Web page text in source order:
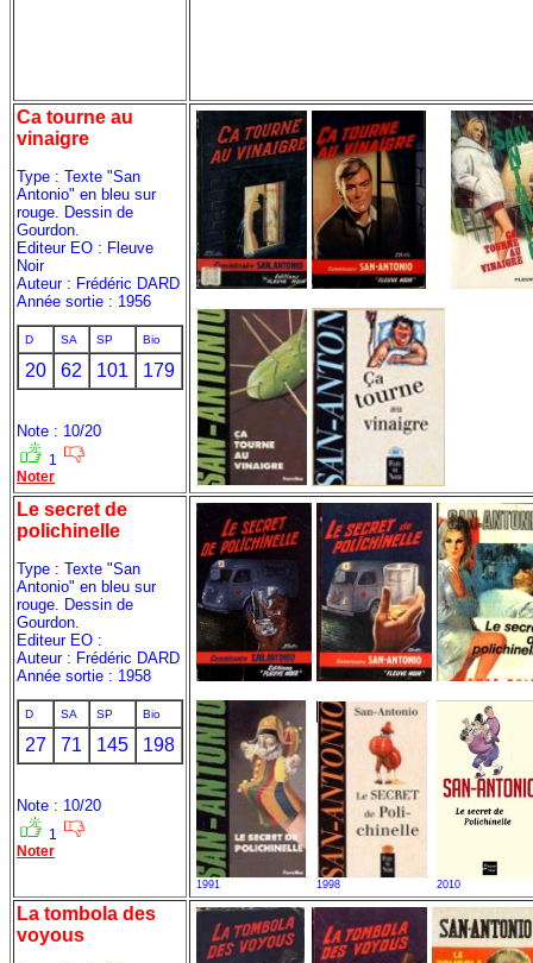
Ca tourne au
vinaigre
Type : Texte "San
Antonio" en bleu sur
rouge. Dessin de
Gourdon.
Editeur EO : Fleuve
Noir
Auteur : Frédéric DARD
Année sortie : 1956
D SA SP Bio
20 62 101 179
Note : 10/20
1
Noter
Le secret de
polichinelle
Type : Texte "San
Antonio" en bleu sur
rouge. Dessin de
Gourdon.
Editeur EO :
Auteur : Frédéric DARD
Année sortie : 1958
D SA SP Bio
27 71 145 198
Note : 10/20
1
Noter
1991 1998 2010
La tombola des
voyous